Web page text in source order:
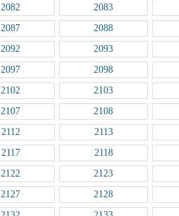
2082
2083
2087
2088
2092
2093
2097
2098
2102
2103
2107
2108
2112
2113
2117
2118
2122
2123
2127
2128